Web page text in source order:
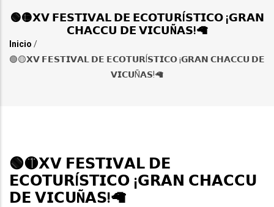
🟢🟡𝗫𝗩 𝗙𝗘𝗦𝗧𝗜𝗩𝗔𝗟 𝗗𝗘 𝗘𝗖𝗢𝗧𝗨𝗥Í𝗦𝗧𝗜𝗖𝗢 ¡𝗚𝗥𝗔𝗡
𝗖𝗛𝗔𝗖𝗖𝗨 𝗗𝗘 𝗩𝗜𝗖𝗨Ñ𝗔𝗦!🦙
Sobrescribir
la
navegación
Inicio /
🟢🟡𝗫𝗩 𝗙𝗘𝗦𝗧𝗜𝗩𝗔𝗟 𝗗𝗘 𝗘𝗖𝗢𝗧𝗨𝗥Í𝗦𝗧𝗜𝗖𝗢 ¡𝗚𝗥𝗔𝗡 𝗖𝗛𝗔𝗖𝗖𝗨 𝗗𝗘
𝗩𝗜𝗖𝗨Ñ𝗔𝗦!🦙
🟢🟡𝗫𝗩 𝗙𝗘𝗦𝗧𝗜𝗩𝗔𝗟 𝗗𝗘
𝗘𝗖𝗢𝗧𝗨𝗥Í𝗦𝗧𝗜𝗖𝗢 ¡𝗚𝗥𝗔𝗡 𝗖𝗛𝗔𝗖𝗖𝗨
𝗗𝗘 𝗩𝗜𝗖𝗨Ñ𝗔𝗦!🦙